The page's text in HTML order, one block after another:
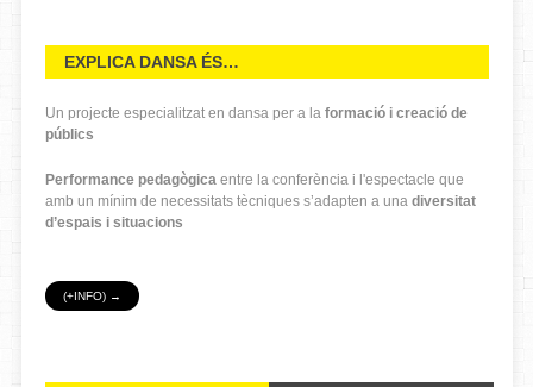
EXPLICA DANSA ÉS…
Un projecte especialitzat en dansa per a la formació i creació de
públics
Performance pedagògica entre la conferència i l'espectacle que
amb un mínim de necessitats tècniques s’adapten a una diversitat
d’espais i situacions
(+INFO) →